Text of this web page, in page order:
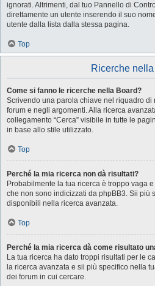
ignorati. Altrimenti, dal tuo Pannello di
direttamente un utente inserendo il suo
utente dalla lista dalla stessa pagina.
Top
Ricerche
Come si fanno le ricerche nella Board?
Scrivendo una parola chiave nel riquadro di
forum e negli argomenti. Alla ricerca
collegamento “Cerca” visibile in tutte le
in base allo stile utilizzato.
Top
Perché la mia ricerca non dà risultati?
Probabilmente la tua ricerca è troppo vaga
che non sono indicizzati da phpBB3. Sii più
disponibili nella ricerca avanzata.
Top
Perché la mia ricerca dà come risultato
La tua ricerca ha dato troppi risultati per le
la ricerca avanzata e sii più specifico nella
dei forum in cui cercare.